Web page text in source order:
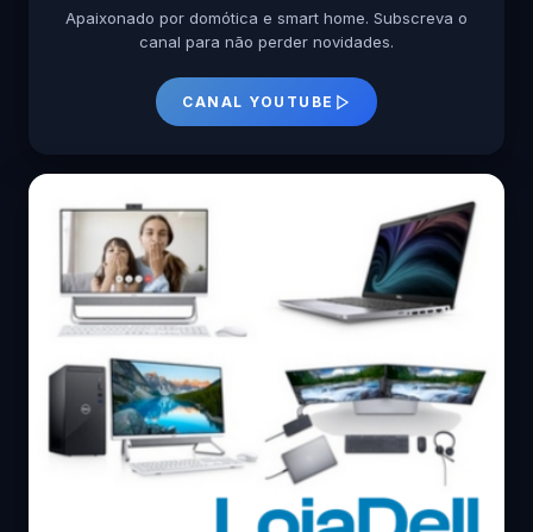
Apaixonado por domótica e smart home. Subscreva o
canal para não perder novidades.
CANAL YOUTUBE